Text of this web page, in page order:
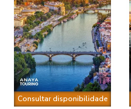
Consultar disponibilidade